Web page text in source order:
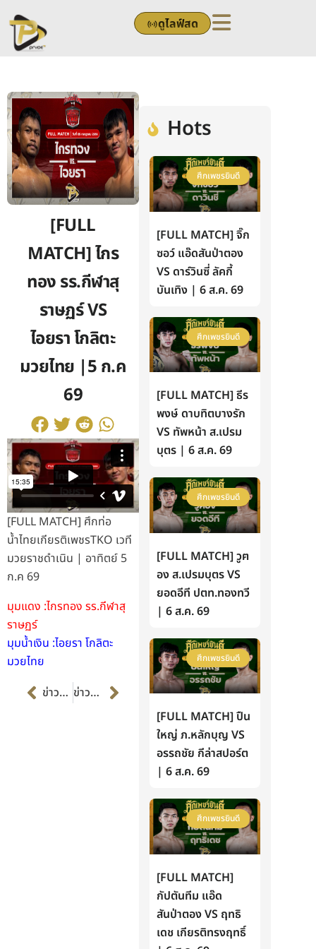
to
content
ดูไลฟ์สด
[FULL
MATCH] ไกร
ทอง รร.กีฬาสุ
ราษฏร์ VS
ไอยรา โกลิตะ
มวยไทย |5 ก.ค
69
[FULL MATCH] ศึกท่อ
น้ำไทยเกียรติเพชรTKO เวที
มวยราชดำเนิน | อาทิตย์ 5
ก.ค 69
มุมแดง :ไกรทอง รร.กีฬาสุ
ราษฏร์
มุมน้ำเงิน :ไอยรา โกลิตะ
มวยไทย
Prevข่าวก่อนหน้า ข่าวต่อไป Next
Hots
ศึกเพชรยินดี
[FULL MATCH] จิ๊ก
ซอว์ แอ๊ดสันป่าตอง
VS ดาร์วินซี่ ลัคกี้
บันเทิง | 6 ส.ค. 69
ศึกเพชรยินดี
[FULL MATCH] ธีร
พงษ์ ดาบทิตบางรัก
VS ทัพหน้า ส.เปรม
บุตร | 6 ส.ค. 69
ศึกเพชรยินดี
[FULL MATCH] วูฅ
อง ส.เปรมบุตร VS
ยอดอีที ปตท.ทองทวี
| 6 ส.ค. 69
ศึกเพชรยินดี
[FULL MATCH] ปืน
ใหญ่ ภ.หลักบุญ VS
อรรถชัย กีล่าสปอร์ต
| 6 ส.ค. 69
ศึกเพชรยินดี
[FULL MATCH]
กัปตันทีม แอ๊ด
สันป่าตอง VS ฤทธิ
เดช เกียรติทรงฤทธิ์